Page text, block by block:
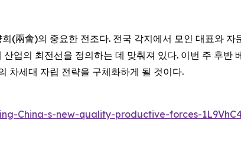
(兩會)의 중요한 전조다. 전국 각지에서 모인 대표와 자
업의 최전선을 정의하는 데 맞춰져 있다. 이번 주 후반
차세대 자립 전략을 구체화하게 될 것이다.
China-s-new-quality-productive-forces-